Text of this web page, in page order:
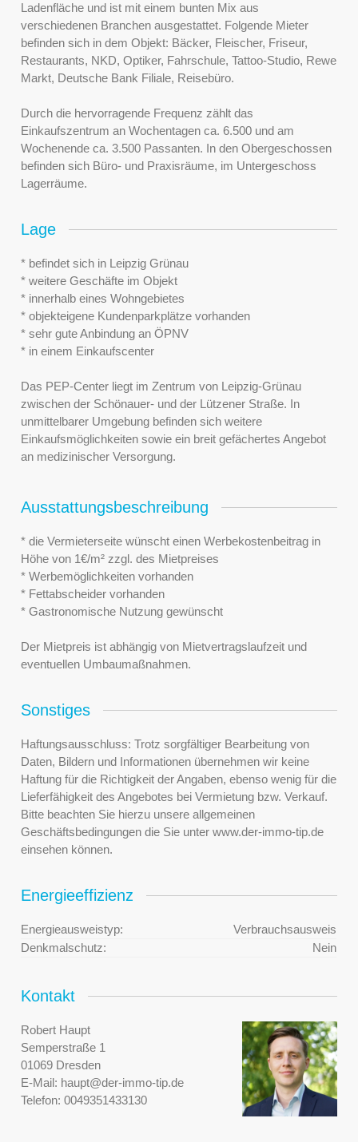
Ladenfläche und ist mit einem bunten Mix aus
verschiedenen Branchen ausgestattet. Folgende Mieter
befinden sich in dem Objekt: Bäcker, Fleischer, Friseur,
Restaurants, NKD, Optiker, Fahrschule, Tattoo-Studio, Rewe
Markt, Deutsche Bank Filiale, Reisebüro.
Durch die hervorragende Frequenz zählt das
Einkaufszentrum an Wochentagen ca. 6.500 und am
Wochenende ca. 3.500 Passanten. In den Obergeschossen
befinden sich Büro- und Praxisräume, im Untergeschoss
Lagerräume.
Lage
* befindet sich in Leipzig Grünau
* weitere Geschäfte im Objekt
* innerhalb eines Wohngebietes
* objekteigene Kundenparkplätze vorhanden
* sehr gute Anbindung an ÖPNV
* in einem Einkaufscenter
Das PEP-Center liegt im Zentrum von Leipzig-Grünau
zwischen der Schönauer- und der Lützener Straße. In
unmittelbarer Umgebung befinden sich weitere
Einkaufsmöglichkeiten sowie ein breit gefächertes Angebot
an medizinischer Versorgung.
Ausstattungsbeschreibung
* die Vermieterseite wünscht einen Werbekostenbeitrag in
Höhe von 1€/m² zzgl. des Mietpreises
* Werbemöglichkeiten vorhanden
* Fettabscheider vorhanden
* Gastronomische Nutzung gewünscht
Der Mietpreis ist abhängig von Mietvertragslaufzeit und
eventuellen Umbaumaßnahmen.
Sonstiges
Haftungsausschluss: Trotz sorgfältiger Bearbeitung von
Daten, Bildern und Informationen übernehmen wir keine
Haftung für die Richtigkeit der Angaben, ebenso wenig für die
Lieferfähigkeit des Angebotes bei Vermietung bzw. Verkauf.
Bitte beachten Sie hierzu unsere allgemeinen
Geschäftsbedingungen die Sie unter www.der-immo-tip.de
einsehen können.
Energieeffizienz
Energieausweistyp:
Verbrauchsausweis
Denkmalschutz:
Nein
Kontakt
Robert Haupt
Semperstraße 1
01069 Dresden
E-Mail: haupt@der-immo-tip.de
Telefon: 0049351433130